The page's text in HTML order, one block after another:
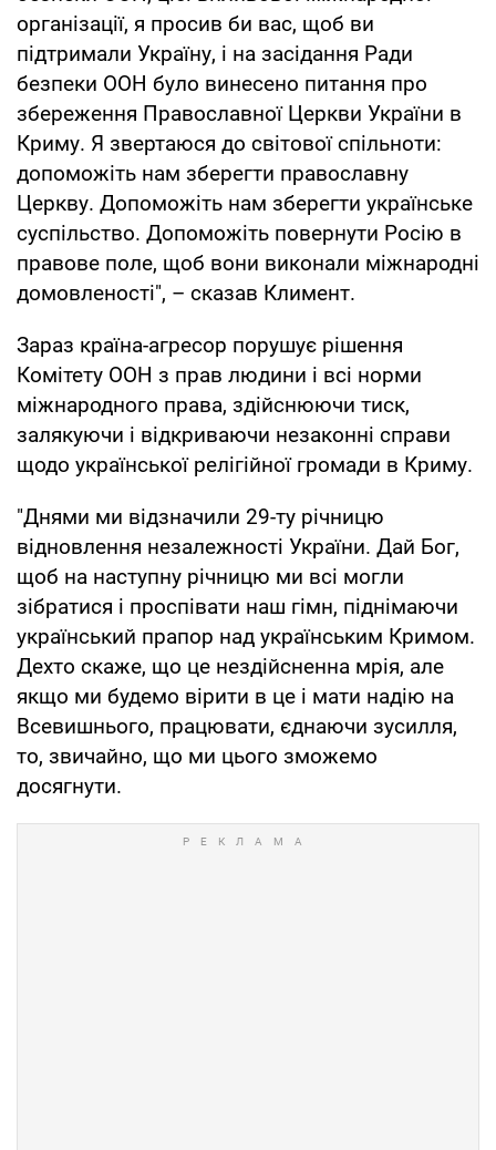
організації, я просив би вас, щоб ви
підтримали Україну, і на засідання Ради
безпеки ООН було винесено питання про
збереження Православної Церкви України в
Криму. Я звертаюся до світової спільноти:
допоможіть нам зберегти православну
Церкву. Допоможіть нам зберегти українське
суспільство. Допоможіть повернути Росію в
правове поле, щоб вони виконали міжнародні
домовленості", – сказав Климент.
Зараз країна-агресор порушує рішення
Комітету ООН з прав людини і всі норми
міжнародного права, здійснюючи тиск,
залякуючи і відкриваючи незаконні справи
щодо української релігійної громади в Криму.
"Днями ми відзначили 29-ту річницю
відновлення незалежності України. Дай Бог,
щоб на наступну річницю ми всі могли
зібратися і проспівати наш гімн, піднімаючи
український прапор над українським Кримом.
Дехто скаже, що це нездійсненна мрія, але
якщо ми будемо вірити в це і мати надію на
Всевишнього, працювати, єднаючи зусилля,
то, звичайно, що ми цього зможемо
досягнути.